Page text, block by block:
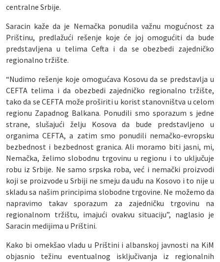
centralne Srbije.
Saracin kaže da je Nemačka ponudila važnu mogućnost za
Prištinu, predlažući rešenje koje će joj omogućiti da bude
predstavljena u telima Cefta i da se obezbedi zajedničko
regionalno tržište.
“Nudimo rešenje koje omogućava Kosovu da se predstavlja u
CEFTA telima i da obezbedi zajedničko regionalno tržište,
tako da se CEFTA može proširiti u korist stanovništva u celom
regionu Zapadnog Balkana. Ponudili smo sporazum s jedne
strane, slušajući želju Kosova da bude predstavljeno u
organima CEFTA, a zatim smo ponudili nemačko-evropsku
bezbednost i bezbednost granica. Ali moramo biti jasni, mi,
Nemačka, želimo slobodnu trgovinu u regionu i to uključuje
robu iz Srbije. Ne samo srpska roba, već i nemački proizvodi
koji se proizvode u Srbiji ne smeju da uđu na Kosovo i to nije u
skladu sa našim principima slobodne trgovine. Ne možemo da
napravimo takav sporazum za zajedničku trgovinu na
regionalnom tržištu, imajući ovakvu situaciju”, naglasio je
Saracin medijima u Prištini.
Kako bi omekšao vladu u Prištini i albanskoj javnosti na KiM
objasnio težinu eventualnog isključivanja iz regionalnih